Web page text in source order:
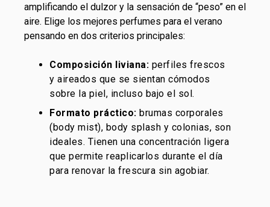
amplificando el dulzor y la sensación de “peso” en el
aire. Elige los mejores perfumes para el verano
pensando en dos criterios principales:
Composición liviana: perfiles frescos
y aireados que se sientan cómodos
sobre la piel, incluso bajo el sol.
Formato práctico: brumas corporales
(body mist), body splash y colonias, son
ideales. Tienen una concentración ligera
que permite reaplicarlos durante el día
para renovar la frescura sin agobiar.